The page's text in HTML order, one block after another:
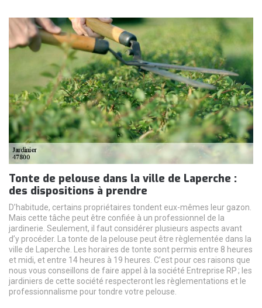
Tonte de pelouse dans la ville de Laperche :
des dispositions à prendre
D’habitude, certains propriétaires tondent eux-mêmes leur gazon.
Mais cette tâche peut être confiée à un professionnel de la
jardinerie. Seulement, il faut considérer plusieurs aspects avant
d’y procéder. La tonte de la pelouse peut être règlementée dans la
ville de Laperche. Les horaires de tonte sont permis entre 8 heures
et midi, et entre 14 heures à 19 heures. C’est pour ces raisons que
nous vous conseillons de faire appel à la société Entreprise RP ; les
jardiniers de cette société respecteront les règlementations et le
professionnalisme pour tondre votre pelouse.